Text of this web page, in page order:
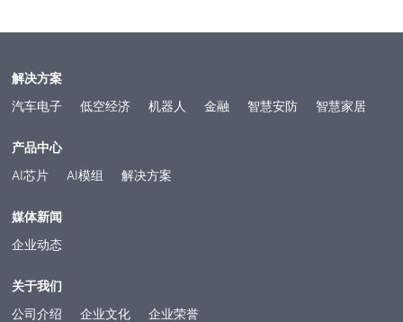
解决方案
汽车电子
低空经济 机器人 金融 智慧安防 智慧家居
产品中心
AI芯片
AI模组 解决方案
媒体新闻
企业动态
关于我们
公司介绍
企业文化 企业荣誉